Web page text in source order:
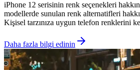
iPhone 12 serisinin renk seçenekleri
modellerde sunulan renk alternatifleri
Kişisel tarzınıza uygun telefon renklerini
Daha fazla bilgi edinin